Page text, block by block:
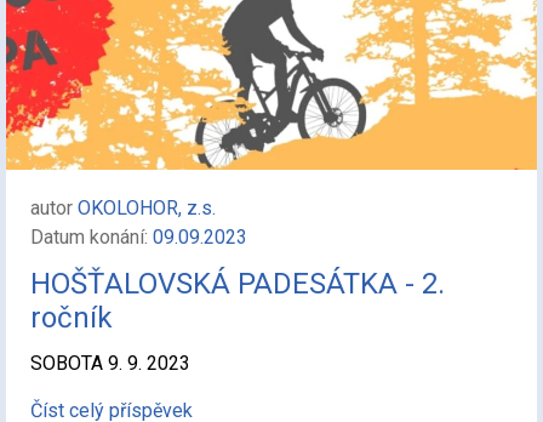
autor OKOLOHOR, z.s.
Datum konání: 09.09.2023
HOŠŤALOVSKÁ PADESÁTKA - 2.
ročník
SOBOTA 9. 9. 2023
Číst celý příspěvek